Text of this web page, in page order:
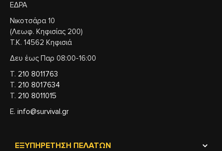
ΕΔΡΑ
Νικοτσάρα 10
(Λεωφ. Κηφισίας 200)
Τ.Κ. 14562 Κηφισιά
Δευ έως Παρ 08:00-16:00
Τ. 210 8011763
Τ. 210 8017634
Τ. 210 8011015
Ε. info@survival.gr
ΕΞΥΠΗΡΈΤΗΣΗ ΠΕΛΑΤΏΝ